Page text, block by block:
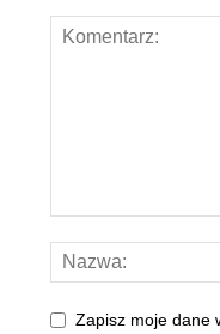
Zapisz moje dane